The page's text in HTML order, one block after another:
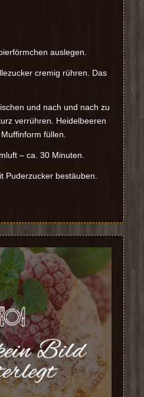
auslegen.
cremig rühren. Das
und nach und nach zu
verrühren. Heidelbeeren
füllen.
– ca. 30 Minuten.
Puderzucker bestäuben.